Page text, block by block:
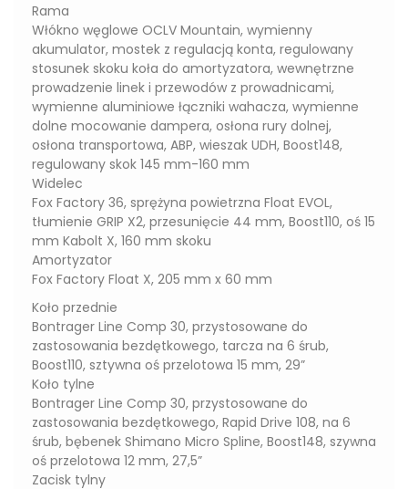
Rama
Włókno węglowe OCLV Mountain, wymienny
akumulator, mostek z regulacją konta, regulowany
stosunek skoku koła do amortyzatora, wewnętrzne
prowadzenie linek i przewodów z prowadnicami,
wymienne aluminiowe łączniki wahacza, wymienne
dolne mocowanie dampera, osłona rury dolnej,
osłona transportowa, ABP, wieszak UDH, Boost148,
regulowany skok 145 mm-160 mm
Widelec
Fox Factory 36, sprężyna powietrzna Float EVOL,
tłumienie GRIP X2, przesunięcie 44 mm, Boost110, oś 15
mm Kabolt X, 160 mm skoku
Amortyzator
Fox Factory Float X, 205 mm x 60 mm
Koło przednie
Bontrager Line Comp 30, przystosowane do
zastosowania bezdętkowego, tarcza na 6 śrub,
Boost110, sztywna oś przelotowa 15 mm, 29”
Koło tylne
Bontrager Line Comp 30, przystosowane do
zastosowania bezdętkowego, Rapid Drive 108, na 6
śrub, bębenek Shimano Micro Spline, Boost148, szywna
oś przelotowa 12 mm, 27,5”
Zacisk tylny